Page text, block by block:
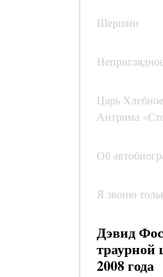
Шершни
Царь
Антрима
Об
Я звоню
Дэвид
траурной
2008 года